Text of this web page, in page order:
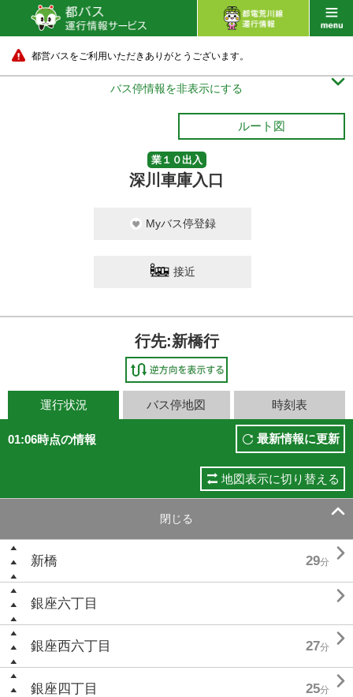
都営バスをご利用いただきありがとうございます。
バス停情報を非表示にする 
ルート図
業１０出入
深川車庫入口
Myバス停登録
接近
行先:新橋行
運行状況 バス停地図 時刻表
01:06時点の情報 最新情報に更新
地図表示に切り替える
閉じる 
新橋 29分 
銀座六丁目 
銀座西六丁目 27分 
銀座四丁目 25分 